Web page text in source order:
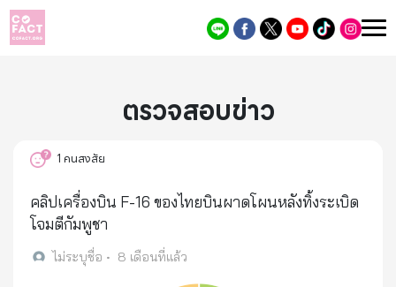
ตรวจสอบข่าว
1คนสงสัย
คลิปเครื่องบิน F-16 ของไทยบินผาดโผนหลังทิ้งระเบิด
โจมตีกัมพูชา
ไม่ระบุชื่อ • 8 เดือนที่แล้ว